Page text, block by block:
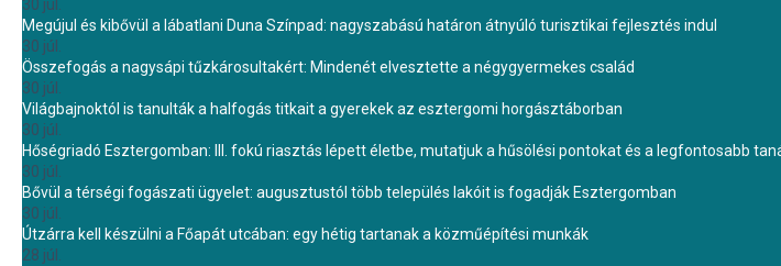
30 júl.
Megújul és kibővül a lábatlani Duna Színpad: nagyszabású határon átnyúló turisztikai fejlesztés indul
30 júl.
Összefogás a nagysápi tűzkárosultakért: Mindenét elvesztette a négygyermekes család
30 júl.
Világbajnoktól is tanulták a halfogás titkait a gyerekek az esztergomi horgásztáborban
30 júl.
Hőségriadó Esztergomban: III. fokú riasztás lépett életbe, mutatjuk a hűsölési pontokat és a legfontosabb
30 júl.
Bővül a térségi fogászati ügyelet: augusztustól több település lakóit is fogadják Esztergomban
30 júl.
Útzárra kell készülni a Főapát utcában: egy hétig tartanak a közműépítési munkák
28 júl.